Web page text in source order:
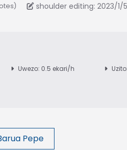
shoulder editing: 2023/1/5
Uwezo: 0.5 ekari/h
Pepe